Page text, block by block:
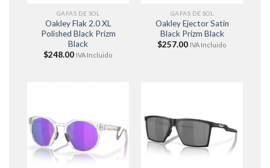
GAFAS DE SOL
Oakley Flak 2.0 XL
Polished Black Prizm
Black
$248.00 IVA Incluido
GAFAS DE SOL
Oakley Ejector Satin
Black Prizm Black
$257.00 IVA Incluido